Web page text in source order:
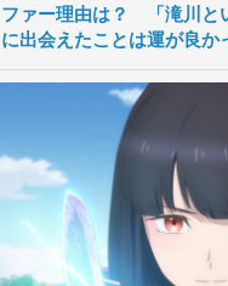
ファー理由は？ 「滝川と
に出会えたことは運が良か